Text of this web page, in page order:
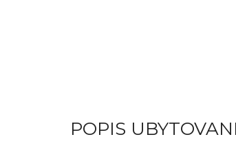
POPIS